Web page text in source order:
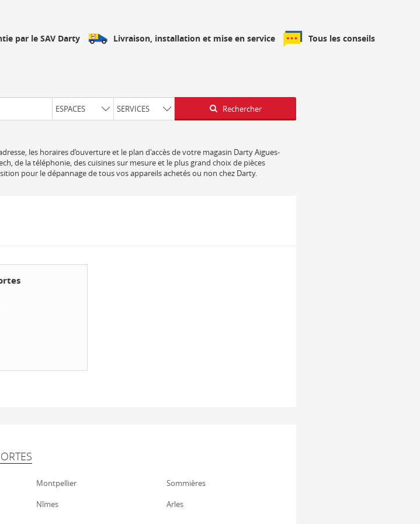
par le SAV Darty Livraison, installation et mise en service Tous les conseils
ESPACES SERVICES Latitude
Longitude Rechercher
les horaires d’ouverture et le plan d'accès de votre magasin Darty Aigues-
de la téléphonie, des cuisines sur mesure et le plus grand choix de pièces
pour le dépannage de tous vos appareils achetés ou non chez Darty.
Montpellier
Sommières
Nîmes
Arles